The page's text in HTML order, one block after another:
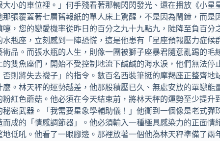
小的車位裡。」何手殘看著那輛閃閃發光、還在播放《小
張覆蓋著七層舊報紙的單人床上驚醒，不是因為鬧鐘，而
，您的戀愛機率從昨日的百分之九十九點九，陡降至負百
水瓶座，立刻感到一陣恐慌，這是他患有「星座預報壓力症
品。而張水瓶的人生，則像一團被獅子座暴君隨意亂踢的
雙魚座們，開始不受控制地流下鹹鹹的海水淚，他們無法停
則將失去襪子」的指令。數百名西裝筆挺的摩羯座正整齊
。林天秤的運勢越差，他那股積壓已久、無處安放的單戀
紅色蘑菇。他必須在今天結束前，將林天秤的運勢至少提
密武器。「我需要星象學輔助儀！」他衝到一個像是老式彈
成的「情感調節器」。他必須輸入一種極具感染力的正面
低吼。他看了一眼腳邊。那裡放著一個他為林天秤準備了